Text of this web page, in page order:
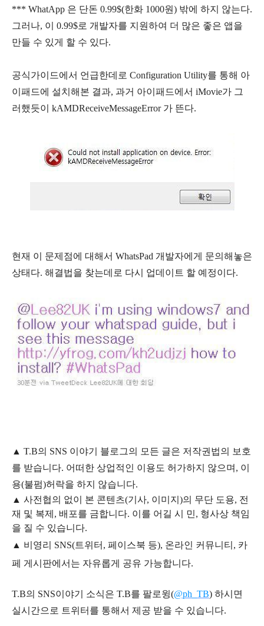
*** WhatApp 은 단돈 0.99$(한화 1000원) 밖에 하지 않는다.
그러나, 이 0.99$로 개발자를 지원하여 더 많은 좋은 앱을
만들 수 있게 할 수 있다.
공식가이드에서 언급한데로 Configuration Utility를 통해 아
이패드에 설치해본 결과, 과거 아이패드에서 iMovie가 그
러했듯이 kAMDReceiveMessageError 가 뜬다.
현재 이 문제점에 대해서 WhatsPad 개발자에게 문의해놓은
상태다. 해결법을 찾는데로 다시 업데이트 할 예정이다.
▲ T.B의 SNS 이야기 블로그의 모든 글은 저작권법의 보호
를 받습니다. 어떠한 상업적인 이용도 허가하지 않으며, 이
용(불펌)허락을 하지 않습니다.
▲ 사전협의 없이 본 콘텐츠(기사, 이미지)의 무단 도용, 전
재 및 복제, 배포를 금합니다. 이를 어길 시 민, 형사상 책임
을 질 수 있습니다.
▲ 비영리 SNS(트위터, 페이스북 등), 온라인 커뮤니티, 카
페 게시판에서는 자유롭게 공유 가능합니다.
T.B의 SNS이야기 소식은 T.B를 팔로윙(@ph_TB) 하시면
실시간으로 트위터를 통해서 제공 받을 수 있습니다.